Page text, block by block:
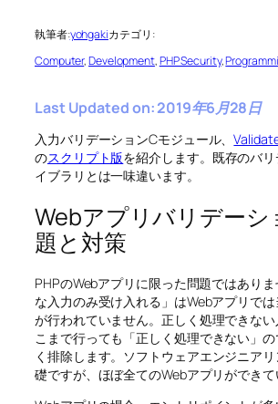
執筆者:yohgakiカテゴリ:
Computer, Development, PHP Security,
Last Updated on: 2019年6月28日
入力バリデーションCモジュール、
のスクリプト版を紹介します。既存のバ
イブラリとは一味違います。
Webアプリバリデーシ
題と対策
PHPのWebアプリに限った問題ではあり
な入力のみ受け入れる」はWebアプリで
が行われていません。正しく処理できな
こまで行っても「正しく処理できない」
く排除します。ソフトウェアエンジニア
礎ですが、ほぼ全てのWebアプリができて